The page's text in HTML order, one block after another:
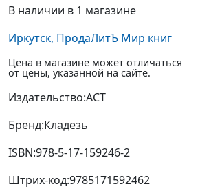
В наличии в 1 магазине
Иркутск, ПродаЛитЪ Мир книг
Цена в магазине может отличаться
от цены, указанной на сайте.
Издательство:АСТ
Бренд:Кладезь
ISBN:978-5-17-159246-2
Штрих-код:9785171592462